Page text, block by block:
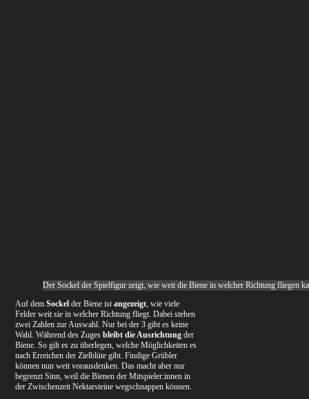
Der Sockel der Spielfigur zeigt, wie weit die Biene in welcher Richtung fliegen
Auf demSockel der Biene istangezeigt, wie viele
Felder weit sie in welcher Richtung fliegt. Dabei stehen
zwei Zahlen zur Auswahl. Nur bei der 3 gibt es keine
Wahl. Während des Zugesbleibt die Ausrichtung der
Biene. So gilt es zu überlegen, welche Möglichkeiten es
nach Erreichen der Zielblüte gibt. Findige Grübler
können nun weit vorausdenken. Das macht aber nur
begrenzt Sinn, weil die Bienen der Mitspieler:innen in
der Zwischenzeit Nektarsteine wegschnappen können.